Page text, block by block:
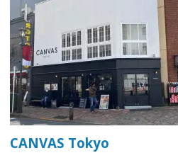
CANVAS Tokyo